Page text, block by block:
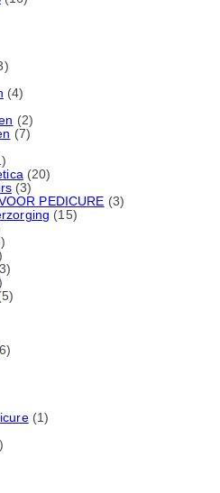
(4)
(2)
(7)
(20)
(3)
PEDICURE (3)
(15)
(1)